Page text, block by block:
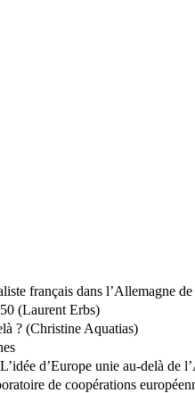
français dans l’Allemagne
(Laurent Erbs)
? (Christine Aquatias)
d’Europe unie au-delà de
de coopérations